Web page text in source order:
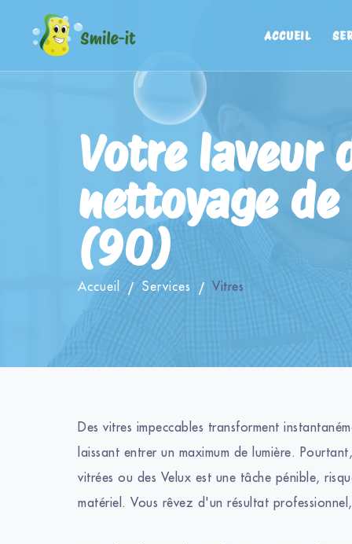
ACCUEIL
Votre laveur
nettoyage
(90)
Accueil Services Vitres
Des vitres impeccables transforment
laissant entrer un maximum de lumière.
vitrées ou des Velux est une tâche pénible,
matériel. Vous rêvez d'un résultat